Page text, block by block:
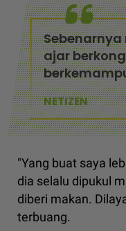
ajar
NETIZEN
"Yang buat saya
dia selalu dipukul
diberi makan.
terbuang.